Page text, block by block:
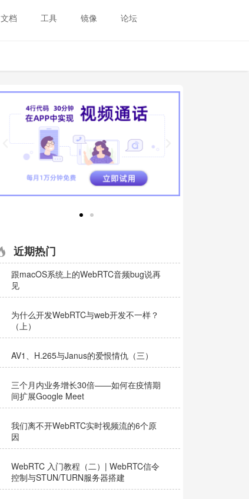
文档 工具 镜像 论坛
近期热门
跟macOS系统上的WebRTC音频bug说再
见
为什么开发WebRTC与web开发不一样？
（上）
AV1、H.265与Janus的爱恨情仇（三）
三个月内业务增长30倍——如何在疫情期
间扩展Google Meet
我们离不开WebRTC实时视频流的6个原
因
WebRTC 入门教程（二）| WebRTC信令
控制与STUN/TURN服务器搭建